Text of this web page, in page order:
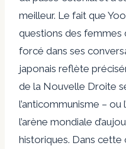
meilleur. Le fait que
questions des
forcé dans ses
japonais reflète
de la Nouvelle Droite
l’anticommunisme – ou
l’arène mondiale
historiques. Dans